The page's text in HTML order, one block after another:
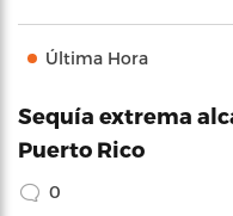
Última Hora
Sequía extrema
Puerto Rico
0